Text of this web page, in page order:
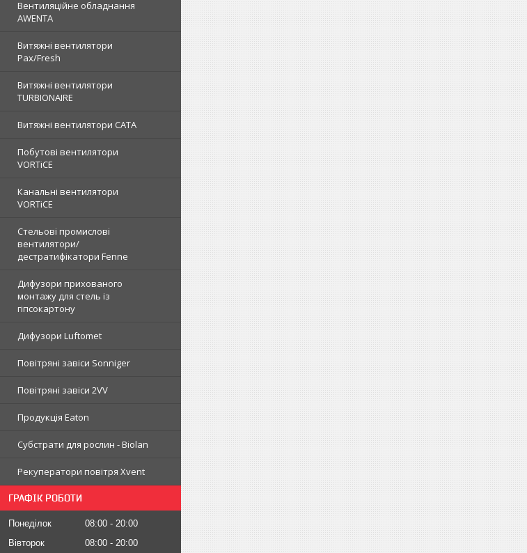
Вентиляційне обладнання
AWENTA
Витяжні вентилятори
Pax/Fresh
Витяжні вентилятори
TURBIONAIRE
Витяжні вентилятори CATA
Побутові вентилятори
VORTiCE
Канальні вентилятори
VORTiCE
Стельові промислові
вентилятори/
дестратифікатори Fenne
Дифузори прихованого
монтажу для стель із
гіпсокартону
Дифузори Luftomet
Повітряні завіси Sonniger
Повітряні завіси 2VV
Продукція Eaton
Субстрати для рослин - Biolan
Рекуператори повітря Xvent
ГРАФІК РОБОТИ
Понеділок 08:00
20:00
Вівторок
08:00 20:00